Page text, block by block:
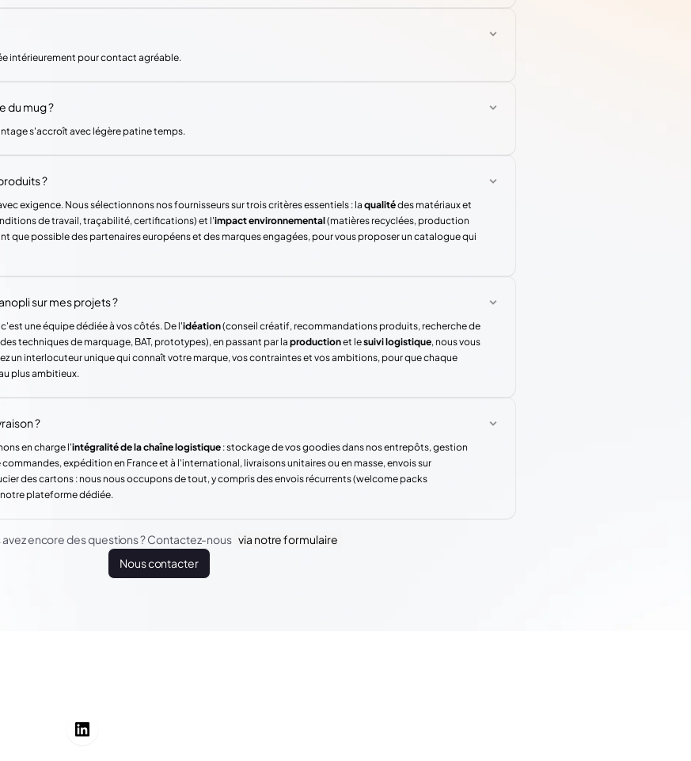
intérieurement pour contact agréable.
du mug ?
s'accroît avec légère patine temps.
?
exigence. Nous sélectionnons nos fournisseurs sur trois critères essentiels : la qualitédes matériaux et
de travail, traçabilité, certifications) et l'impact environnemental(matières recyclées, production
que possible des partenaires européens et des marques engagées, pour vous proposer un catalogue qui
sur mes projets ?
une équipe dédiée à vos côtés. De l'idéation(conseil créatif, recommandations produits, recherche de
techniques de marquage, BAT, prototypes), en passant par la productionet lesuivi logistique, nous vous
un interlocuteur unique qui connaît votre marque, vos contraintes et vos ambitions, pour que chaque
plus ambitieux.
?
en charge l'intégralité de la chaîne logistique : stockage de vos goodies dans nos entrepôts, gestion
expédition en France et à l'international, livraisons unitaires ou en masse, envois sur
des cartons : nous nous occupons de tout, y compris des envois récurrents (welcome packs
plateforme dédiée.
avez encore des questions ? Contactez-nous via notre formulaire
Nous contacter